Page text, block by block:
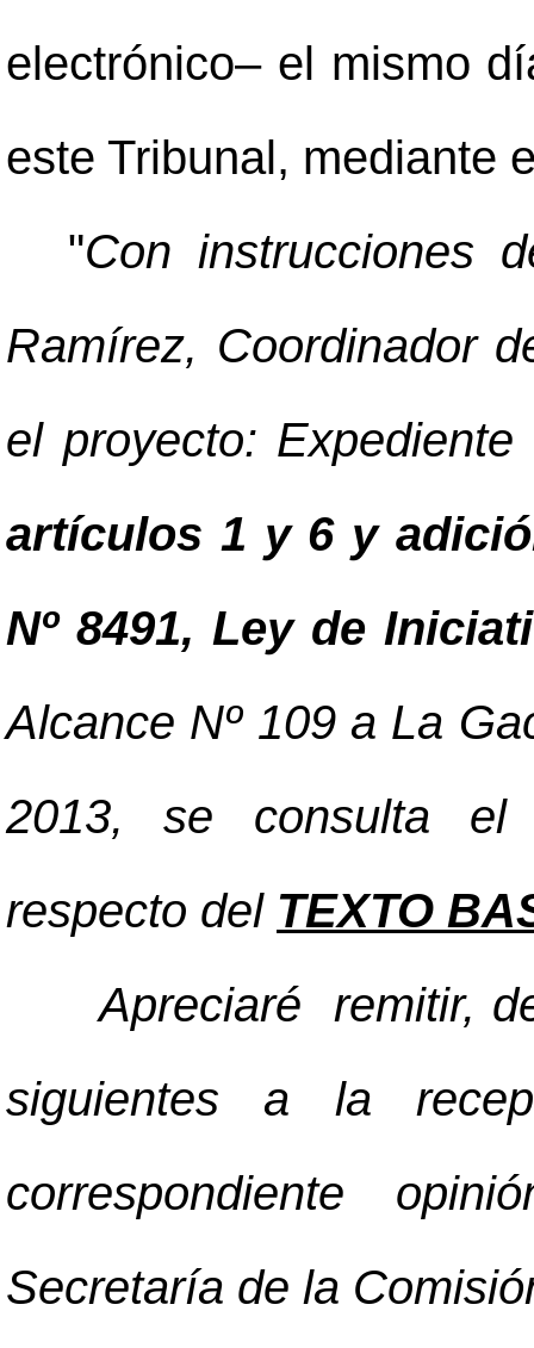
electrónico–el mismo
este Tribunal, mediante
"Con instrucciones
Ramírez, Coordinador
el proyecto:
artículos 1 y 6 y
Nº 8491, Ley de
Alcance Nº 109 a La
2013, se consulta el
respecto del TEXTO
Apreciaré remitir,
siguientes a la
correspondiente
Secretaría de la